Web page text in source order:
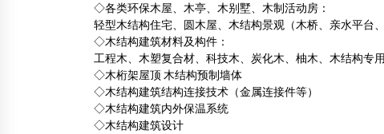
◇各类环保木屋、木亭、木别墅、木制活动房：
轻型木结构住宅、圆木屋、木结构景观（木桥、亲水平台
◇木结构建筑材料及构件：
工程木、木塑复合材、科技木、炭化木、柚木、木结构专
◇木桁架屋顶 木结构预制墙体
◇木结构建筑结构连接技术（金属连接件等）
◇木结构建筑内外保温系统
◇木结构建筑设计